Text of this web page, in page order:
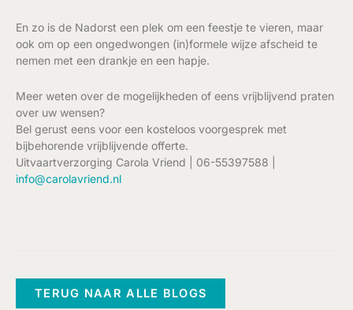
En zo is de Nadorst een plek om een feestje te vieren, maar
ook om op een ongedwongen (in)formele wijze afscheid te
nemen met een drankje en een hapje.
Meer weten over de mogelijkheden of eens vrijblijvend praten
over uw wensen?
Bel gerust eens voor een kosteloos voorgesprek met
bijbehorende vrijblijvende offerte.
Uitvaartverzorging Carola Vriend | 06-55397588 |
info@carolavriend.nl
TERUG NAAR ALLE BLOGS